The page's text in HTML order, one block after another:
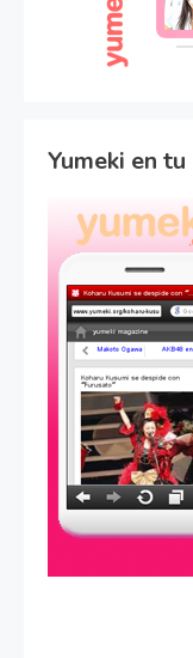
Yumeki en